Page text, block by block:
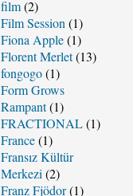
film(2)
Film Session (1)
Fiona Apple(1)
Florent Merlet(13)
fongogo(1)
Form Grows
Rampant(1)
FRACTIONAL(1)
France(1)
Fransız Kültür
Merkezi (2)
Franz Fjödor(1)